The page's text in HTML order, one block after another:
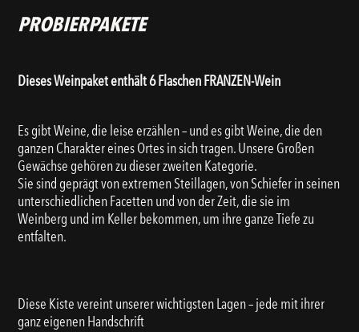
PROBIERPAKETE
Dieses Weinpaket enthält 6 Flaschen FRANZEN-Wein
Es gibt Weine, die leise erzählen – und es gibt Weine, die den
ganzen Charakter eines Ortes in sich tragen. Unsere Großen
Gewächse gehören zu dieser zweiten Kategorie.
Sie sind geprägt von extremen Steillagen, von Schiefer in seinen
unterschiedlichen Facetten und von der Zeit, die sie im
Weinberg und im Keller bekommen, um ihre ganze Tiefe zu
entfalten.
Diese Kiste vereint unserer wichtigsten Lagen – jede mit ihrer
ganz eigenen Handschrift